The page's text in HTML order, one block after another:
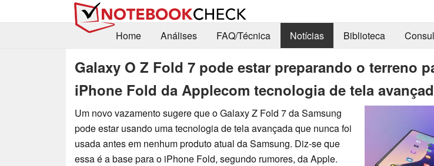
Home
Análises FAQ/Técnica Notícias Biblioteca
Galaxy O Z Fold 7 pode estar preparando o terreno
iPhone Fold da Applecom tecnologia de tela
Um novo vazamento sugere que o Galaxy Z Fold 7 da Samsung
pode estar usando uma tecnologia de tela avançada que nunca foi
usada antes em nenhum produto atual da Samsung. Diz-se que
essa é a base para o iPhone Fold, segundo rumores, da Apple.